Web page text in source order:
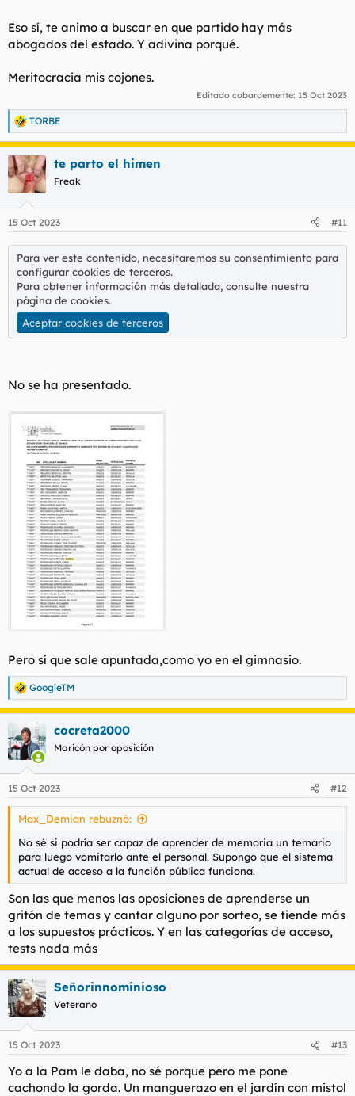
Eso sí, te animo a buscar en que partido hay más
abogados del estado. Y adivina porqué.
Meritocracia mis cojones.
Editado cobardemente: 15 Oct 2023
R
e
a
c
c
i
e
TORBE
te parto el himen
Freak
15 Oct 2023 #11
Para ver este contenido, necesitaremos su consentimiento para
configurar cookies de terceros.
Para obtener información más detallada, consulte nuestra
página de cookies.
Aceptar cookies de terceros
No se ha presentado.
Pero sí que sale apuntada,como yo en el gimnasio.
R
e
a
c
c
i
e
s
GoogleTM
cocreta2000
Maricón por oposición
15 Oct 2023 #12
Max_Demian rebuznó:
No sé si podría ser capaz de aprender de memoria un temario
para luego vomitarlo ante el personal. Supongo que el sistema
actual de acceso a la función pública funciona.
Son las que menos las oposiciones de aprenderse un
gritón de temas y cantar alguno por sorteo, se tiende más
a los supuestos prácticos. Y en las categorías de acceso,
tests nada más
Señorinnominioso
Veterano
15 Oct 2023 #13
Yo a la Pam le daba, no sé porque pero me pone
cachondo la gorda. Un manguerazo en el jardín con mistol